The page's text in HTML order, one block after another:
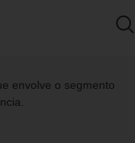
envolve o segmento